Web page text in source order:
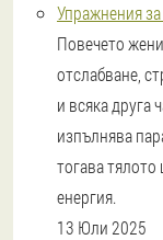
Упражнения
Повечето
отслабване,
и всяка друга
изпълнява
тогава
енергия.
13 Юли 2025